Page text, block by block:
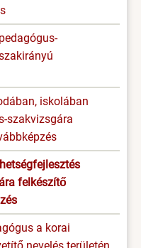
iskolában
szakvizsgára
felkészítő
a korai
nevelés területén